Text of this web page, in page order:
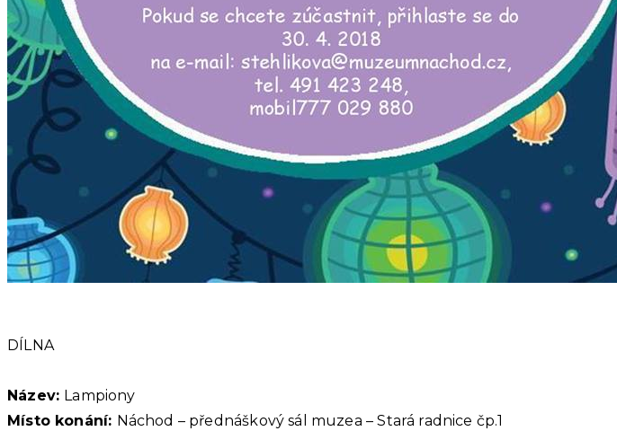
DÍLNA
Název: Lampiony
Místo konání: Náchod – přednáškový sál muzea – Stará radnice čp.1